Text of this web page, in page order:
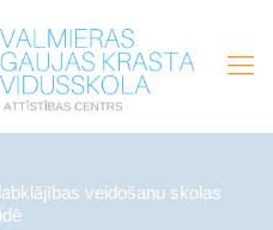
veidošanu skolas